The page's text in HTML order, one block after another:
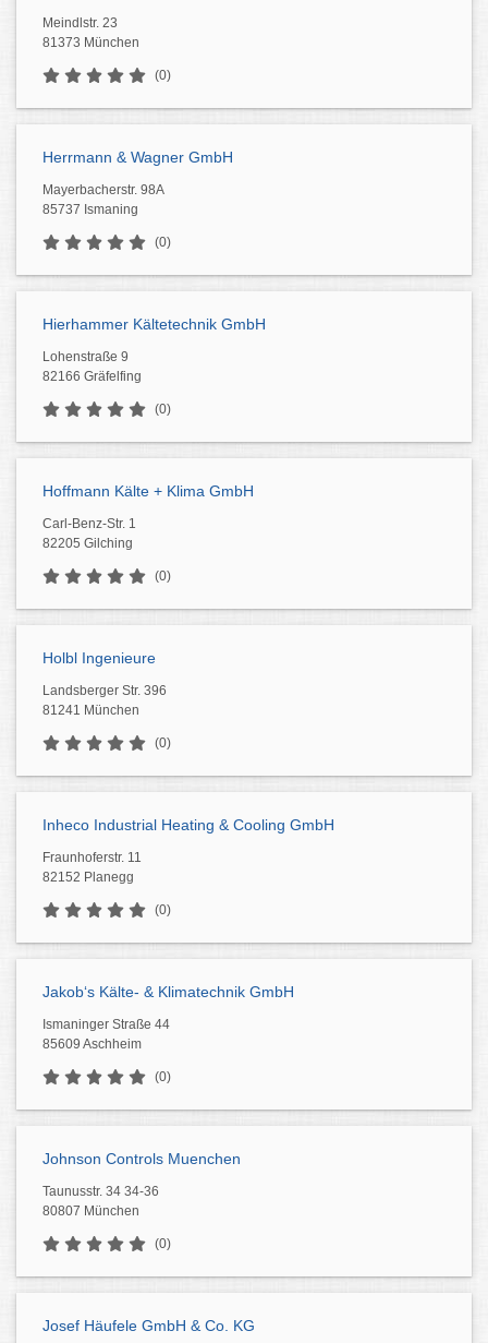
Meindlstr. 23
81373 München
(0)
Herrmann & Wagner GmbH
Mayerbacherstr. 98A
85737 Ismaning
(0)
Hierhammer Kältetechnik GmbH
Lohenstraße 9
82166 Gräfelfing
(0)
Hoffmann Kälte + Klima GmbH
Carl-Benz-Str. 1
82205 Gilching
(0)
Holbl Ingenieure
Landsberger Str. 396
81241 München
(0)
Inheco Industrial Heating & Cooling GmbH
Fraunhoferstr. 11
82152 Planegg
(0)
Jakob‘s Kälte- & Klimatechnik GmbH
Ismaninger Straße 44
85609 Aschheim
(0)
Johnson Controls Muenchen
Taunusstr. 34 34-36
80807 München
(0)
Josef Häufele GmbH & Co. KG